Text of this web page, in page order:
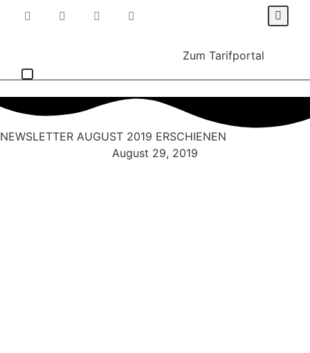
Zum Tarifportal
NEWSLETTER AUGUST 2019 ERSCHIENEN
August 29, 2019